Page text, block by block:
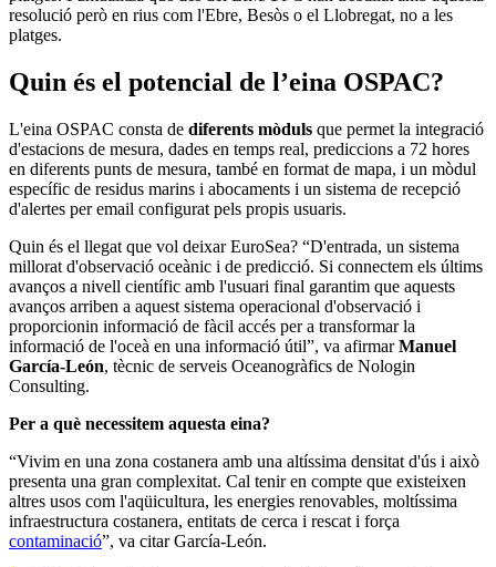
resolució però en rius com l'Ebre, Besòs o el Llobregat, no a les
platges.
Quin és el potencial de l’eina OSPAC?
L'eina OSPAC consta de diferents mòduls que permet la integració
d'estacions de mesura, dades en temps real, prediccions a 72 hores
en diferents punts de mesura, també en format de mapa, i un mòdul
específic de residus marins i abocaments i un sistema de recepció
d'alertes per email configurat pels propis usuaris.
Quin és el llegat que vol deixar EuroSea? “D'entrada, un sistema
millorat d'observació oceànic i de predicció. Si connectem els últims
avanços a nivell científic amb l'usuari final garantim que aquests
avanços arriben a aquest sistema operacional d'observació i
proporcionin informació de fàcil accés per a transformar la
informació de l'oceà en una informació útil”, va afirmarManuel
García-León, tècnic de serveis Oceanogràfics de Nologin
Consulting.
Per a què necessitem aquesta eina?
“Vivim en una zona costanera amb una altíssima densitat d'ús i això
presenta una gran complexitat. Cal tenir en compte que existeixen
altres usos com l'aqüicultura, les energies renovables, moltíssima
infraestructura costanera, entitats de cerca i rescat i força
contaminació”, va citar García-León.